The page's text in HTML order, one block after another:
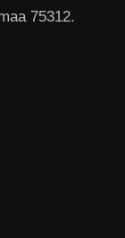
75312.